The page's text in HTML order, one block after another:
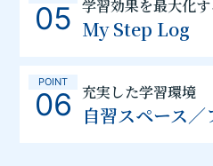
05 学習効果を最大化
My Step Log
POINT
06 充実した学習環境
自習スペース